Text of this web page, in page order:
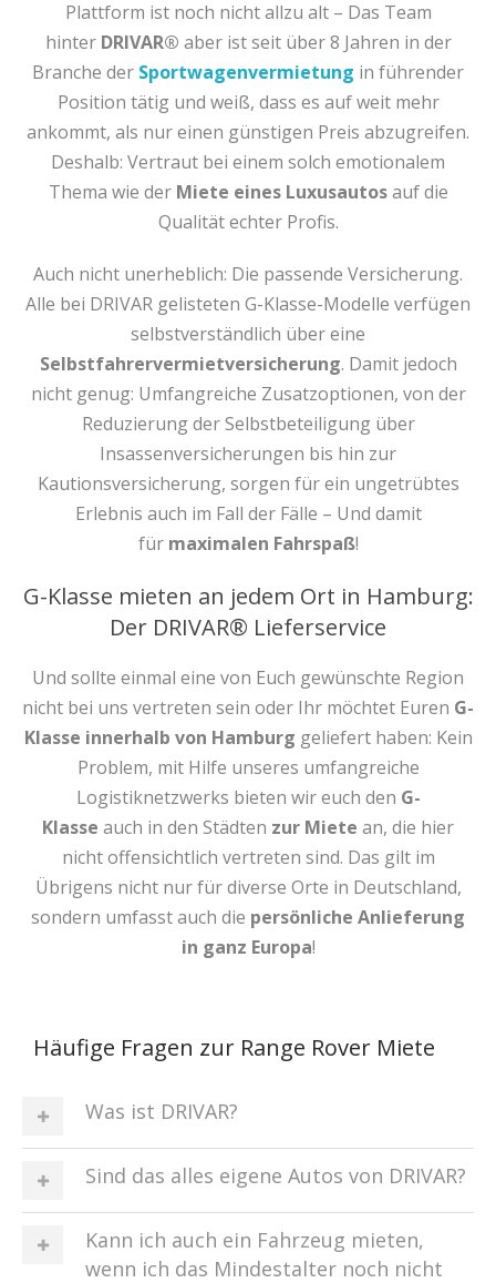
Plattform ist noch nicht allzu alt – Das Team
hinter DRIVAR® aber ist seit über 8 Jahren in der
Branche der Sportwagenvermietung in führender
Position tätig und weiß, dass es auf weit mehr
ankommt, als nur einen günstigen Preis abzugreifen.
Deshalb: Vertraut bei einem solch emotionalem
Thema wie der Miete eines Luxusautosauf die
Qualität echter Profis.
Auch nicht unerheblich: Die passende Versicherung.
Alle bei DRIVAR gelisteten G-Klasse-Modelle verfügen
selbstverständlich über eine
Selbstfahrervermietversicherung. Damit jedoch
nicht genug: Umfangreiche Zusatzoptionen, von der
Reduzierung der Selbstbeteiligung über
Insassenversicherungen bis hin zur
Kautionsversicherung, sorgen für ein ungetrübtes
Erlebnis auch im Fall der Fälle – Und damit
für maximalen Fahrspaß!
G-Klasse mieten an jedem Ort in Hamburg:
Der DRIVAR® Lieferservice
Und sollte einmal eine von Euch gewünschte Region
nicht bei uns vertreten sein oder Ihr möchtet Euren G-
Klasse innerhalb von Hamburg geliefert haben: Kein
Problem, mit Hilfe unseres umfangreiche
Logistiknetzwerks bieten wir euch den G-
Klasse auch in den Städten zur Miete an, die hier
nicht offensichtlich vertreten sind. Das gilt im
Übrigens nicht nur für diverse Orte in Deutschland,
sondern umfasst auch die persönliche Anlieferung
in ganz Europa!
Häufige Fragen zur Range Rover Miete
Was ist DRIVAR?
Sind das alles eigene Autos von DRIVAR?
Kann ich auch ein Fahrzeug mieten,
wenn ich das Mindestalter noch nicht